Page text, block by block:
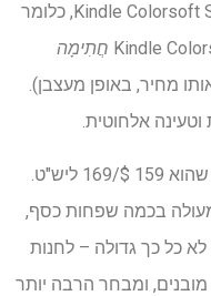
חֲתִימָה
(כן, אותו מחיר, באופן מעצבן).
אלחוטית.
לאחרונה בדקתי את צבע הקובו קלרה, שהוא 159 $/169 ליש"ט.
בכמה שפחות כסף,
לא כל כך גדולה – לחנות
בלתי מובנים, ומבחר הרבה יותר